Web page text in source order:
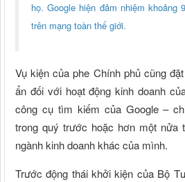
họ. Google hiện đảm nhiệm khoảng
trên mạng toàn thế giới.
Vụ kiện của phe Chính phủ cũng
ẩn đối với hoạt động kinh doanh
công cụ tìm kiếm của Google –
trong quý trước hoặc hơn một nửa
ngành kinh doanh khác của mình.
Trước động thái khởi kiện của Bộ